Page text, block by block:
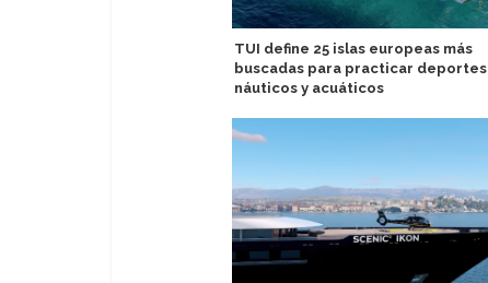
TUI define 25 islas europeas más
buscadas para practicar deportes
náuticos y acuáticos